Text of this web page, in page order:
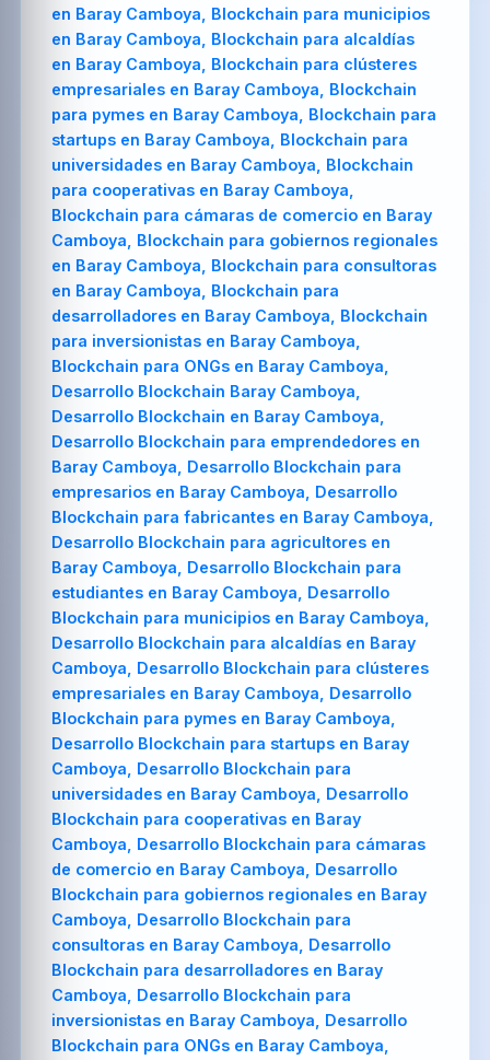
en Baray Camboya, Blockchain para municipios
en Baray Camboya, Blockchain para alcaldías
en Baray Camboya, Blockchain para clústeres
empresariales en Baray Camboya, Blockchain
para pymes en Baray Camboya, Blockchain para
startups en Baray Camboya, Blockchain para
universidades en Baray Camboya, Blockchain
para cooperativas en Baray Camboya,
Blockchain para cámaras de comercio en Baray
Camboya, Blockchain para gobiernos regionales
en Baray Camboya, Blockchain para consultoras
en Baray Camboya, Blockchain para
desarrolladores en Baray Camboya, Blockchain
para inversionistas en Baray Camboya,
Blockchain para ONGs en Baray Camboya,
Desarrollo Blockchain Baray Camboya,
Desarrollo Blockchain en Baray Camboya,
Desarrollo Blockchain para emprendedores en
Baray Camboya, Desarrollo Blockchain para
empresarios en Baray Camboya, Desarrollo
Blockchain para fabricantes en Baray Camboya,
Desarrollo Blockchain para agricultores en
Baray Camboya, Desarrollo Blockchain para
estudiantes en Baray Camboya, Desarrollo
Blockchain para municipios en Baray Camboya,
Desarrollo Blockchain para alcaldías en Baray
Camboya, Desarrollo Blockchain para clústeres
empresariales en Baray Camboya, Desarrollo
Blockchain para pymes en Baray Camboya,
Desarrollo Blockchain para startups en Baray
Camboya, Desarrollo Blockchain para
universidades en Baray Camboya, Desarrollo
Blockchain para cooperativas en Baray
Camboya, Desarrollo Blockchain para cámaras
de comercio en Baray Camboya, Desarrollo
Blockchain para gobiernos regionales en Baray
Camboya, Desarrollo Blockchain para
consultoras en Baray Camboya, Desarrollo
Blockchain para desarrolladores en Baray
Camboya, Desarrollo Blockchain para
inversionistas en Baray Camboya, Desarrollo
Blockchain para ONGs en Baray Camboya,